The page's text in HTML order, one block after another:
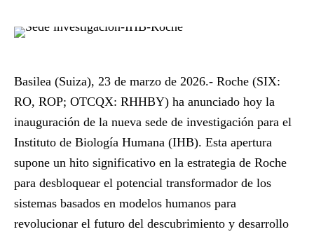
Basilea (Suiza), 23 de marzo de 2026.- Roche (SIX:
RO, ROP; OTCQX: RHHBY) ha anunciado hoy la
inauguración de la nueva sede de investigación para el
Instituto de Biología Humana (IHB). Esta apertura
supone un hito significativo en la estrategia de Roche
para desbloquear el potencial transformador de los
sistemas basados en modelos humanos para
revolucionar el futuro del descubrimiento y desarrollo